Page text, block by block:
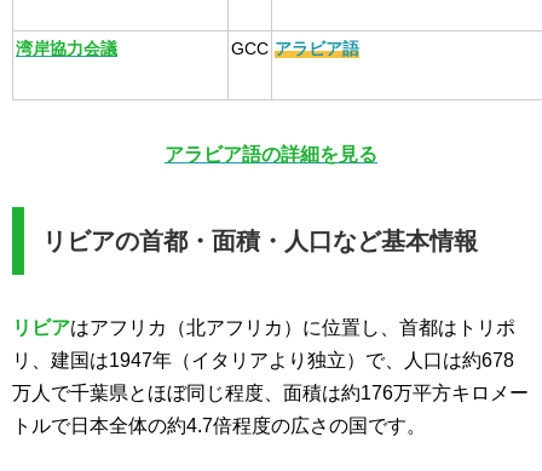
湾岸協力会議 GCC アラビア語
アラビア語の詳細を見る
リビアの首都・面積・人口など基本情報
リビアはアフリカ（北アフリカ）に位置し、首都はトリポ
リ、建国は1947年（イタリアより独立）で、人口は約678
万人で千葉県とほぼ同じ程度、面積は約176万平方キロメー
トルで日本全体の約4.7倍程度の広さの国です。